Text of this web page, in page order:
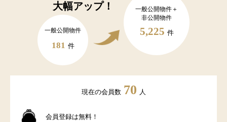
大幅アップ！
一般公開物件
181 件
一般公開物件＋
非公開物件
5,225 件
現在の会員数 70 人
会員登録は無料！